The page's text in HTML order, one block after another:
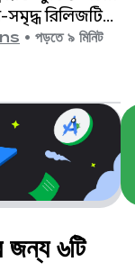
সমৃদ্ধ রিলিজটি
• ​​পড়তে ৯ মিনিট
জন্য ৬টি